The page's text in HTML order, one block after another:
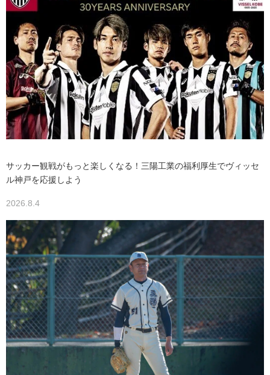
サッカー観戦がもっと楽しくなる！三陽工業の福利厚生でヴィッセ
ル神戸を応援しよう
2026.8.4